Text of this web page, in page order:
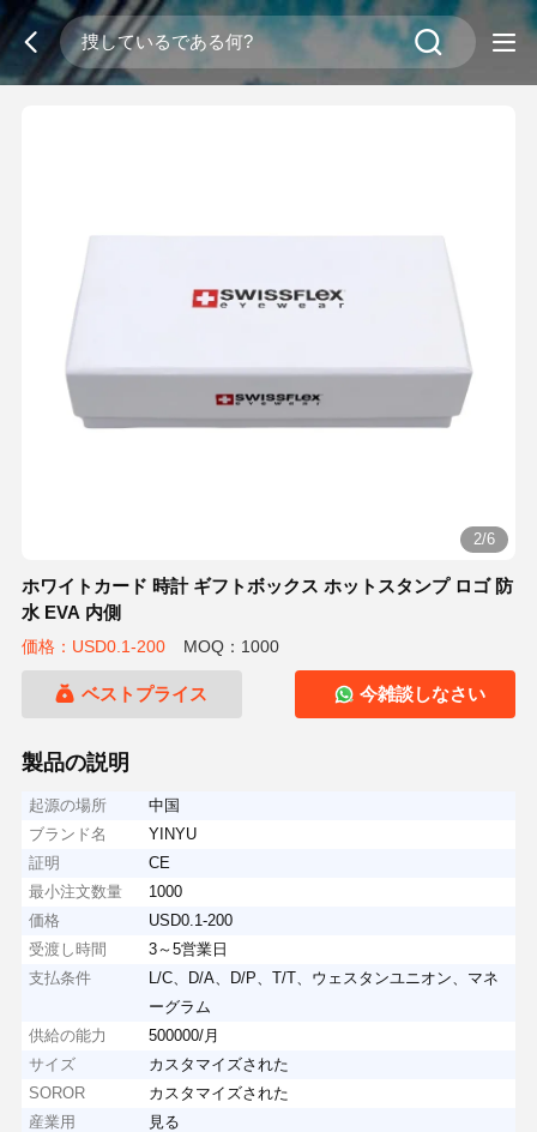
2/6
ホワイトカード 時計 ギフトボックス ホットスタンプ ロゴ 防
水 EVA 内側
価格：USD0.1-200 MOQ：1000
ベストプライス 今雑談しなさい
製品の説明
起源の場所
中国
ブランド名
YINYU
証明
CE
最小注文数量
1000
価格
USD0.1-200
受渡し時間
3～5営業日
支払条件
L/C、D/A、D/P、T/T、ウェスタンユニオン、マネ
ーグラム
供給の能力
500000/月
サイズ
カスタマイズされた
SOROR
カスタマイズされた
産業用
見る